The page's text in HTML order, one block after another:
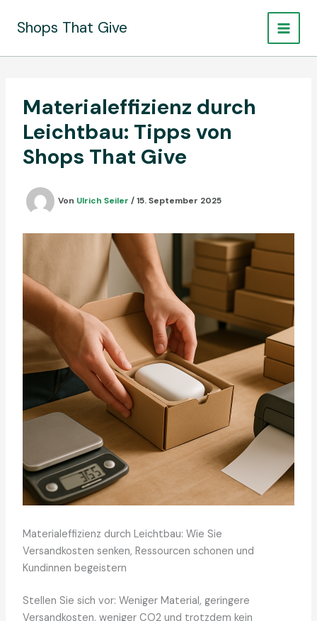
InhaltShops That Give
Materialeffizienz durch
Leichtbau: Tipps von
Shops That Give
Von Ulrich Seiler /15. September 2025
Materialeffizienz durch Leichtbau: Wie Sie
Versandkosten senken, Ressourcen schonen und
Kundinnen begeistern
Stellen Sie sich vor: Weniger Material, geringere
Versandkosten, weniger CO2 und trotzdem kein